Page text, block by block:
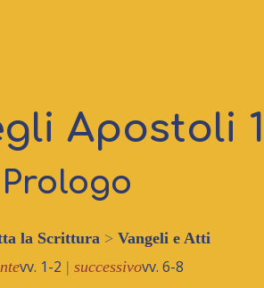
Apostoli 1
Prologo
la Scrittura> Vangeli e Atti
vv. 1-2 | successivovv. 6-8